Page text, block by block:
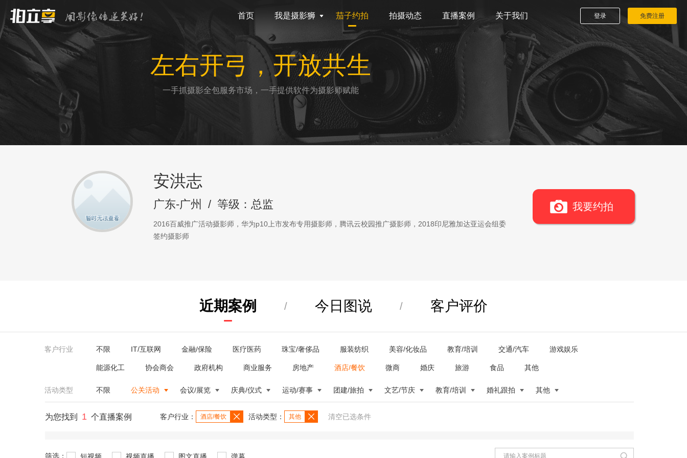
首页 我是摄影狮 茄子约拍 拍摄动态 直播案例 关于我们 登录 免费注册
左右开弓，开放共生
一手抓摄影全包服务市场，一手提供软件为摄影师赋能
安洪志
广东-广州 / 等级：总监
2016百威推广活动摄影师，华为p10上市发布专用摄影师，腾讯云校园推广摄影师，2018印尼雅加达亚运会组委
签约摄影师
我要约拍
近期案例 / 今日图说 / 客户评价
客户行业 不限 IT/互联网 金融/保险 医疗医药 珠宝/奢侈品 服装纺织 美容/化妆品 教育/培训 交通/汽车 游戏娱乐
能源化工 协会商会 政府机构 商业服务 房地产 酒店/餐饮 微商 婚庆 旅游 食品 其他
活动类型 不限 公关活动 会议/展览 庆典/仪式 运动/赛事 团建/旅拍 文艺/节庆 教育/培训 婚礼跟拍 其他
为您找到 1 个直播案例 客户行业： 酒店/餐饮 活动类型： 其他 清空已选条件
筛选： 短视频 视频直播 图文直播 弹幕